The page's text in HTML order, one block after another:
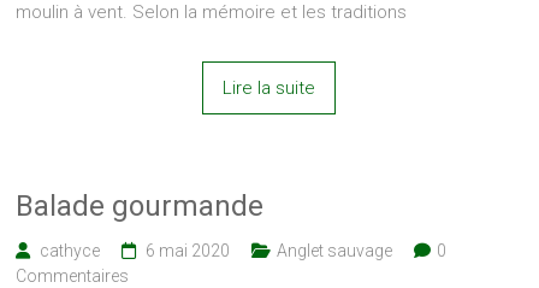
moulin à vent. Selon la mémoire et les traditions
Lire la suite
Balade gourmande
cathyce 6 mai 2020 Anglet sauvage
0
Commentaires